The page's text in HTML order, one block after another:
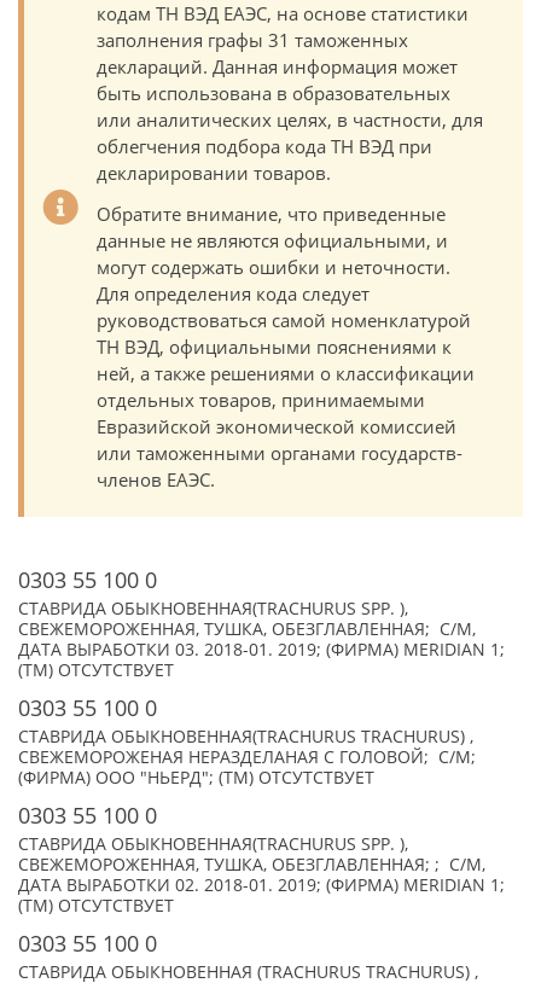
кодам ТН ВЭД ЕАЭС, на основе статистики
заполнения графы 31 таможенных
деклараций. Данная информация может
быть использована в образовательных
или аналитических целях, в частности, для
облегчения подбора кода ТН ВЭД при
декларировании товаров.
Обратите внимание, что приведенные
данные не являются официальными, и
могут содержать ошибки и неточности.
Для определения кода следует
руководствоваться самой номенклатурой
ТН ВЭД, официальными пояснениями к
ней, а также решениями о классификации
отдельных товаров, принимаемыми
Евразийской экономической комиссией
или таможенными органами государств-
членов ЕАЭС.
0303 55 100 0
СТАВРИДА ОБЫКНОВЕННАЯ(TRACHURUS SPP. ),
СВЕЖЕМОРОЖЕННАЯ, ТУШКА, ОБЕЗГЛАВЛЕННАЯ; С/М,
ДАТА ВЫРАБОТКИ 03. 2018-01. 2019; (ФИРМА) MERIDIAN 1;
(TM) ОТСУТСТВУЕТ
0303 55 100 0
СТАВРИДА ОБЫКНОВЕННАЯ(TRACHURUS TRACHURUS) ,
СВЕЖЕМОРОЖЕНАЯ НЕРАЗДЕЛАНАЯ С ГОЛОВОЙ; С/М;
(ФИРМА) ООО "НЬЕРД"; (TM) ОТСУТСТВУЕТ
0303 55 100 0
СТАВРИДА ОБЫКНОВЕННАЯ(TRACHURUS SPP. ),
СВЕЖЕМОРОЖЕННАЯ, ТУШКА, ОБЕЗГЛАВЛЕННАЯ; ; С/М,
ДАТА ВЫРАБОТКИ 02. 2018-01. 2019; (ФИРМА) MERIDIAN 1;
(TM) ОТСУТСТВУЕТ
0303 55 100 0
СТАВРИДА ОБЫКНОВЕННАЯ (TRACHURUS TRACHURUS) ,